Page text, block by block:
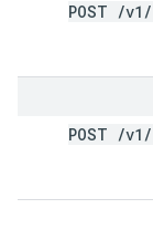
POST /v1 /
POST /v1 /